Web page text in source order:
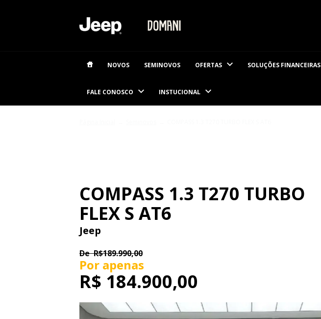
NOVOS SEMINOVOS OFERTAS SOLUÇÕES FINANCEIRAS
FALE CONOSCO INSTUCIONAL
COMPASS 1.3 T270 TURBO
FLEX S AT6
Jeep
DeR$189.990,00
Por apenas
R$ 184.900,00